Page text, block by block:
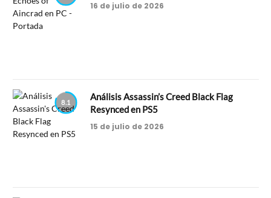
16 de julio de 2026
8.1
Análisis Assassin’s Creed Black Flag
Resynced en PS5
15 de julio de 2026